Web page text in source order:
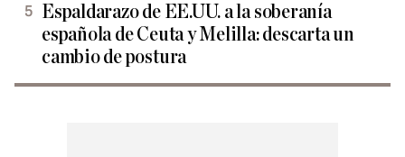
Espaldarazo de EE.UU. a la soberanía
española de Ceuta y Melilla: descarta un
cambio de postura